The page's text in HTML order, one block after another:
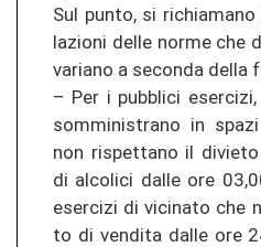
Sul punto, si
la­zio­ni delle norme che
va­ria­no a se­con­da della
– Per i pu­bbli­ci
som­mi­nis­tra­no in
non ris­pet­ta­no il
di al­co­li­ci dalle ore
eser­ci­zi di vi­ci­na­to che
to di ven­di­ta dalle ore